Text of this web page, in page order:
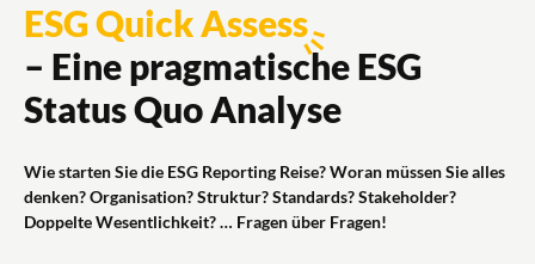
ESG Quick Assess
– Eine pragmatische ESG
Status Quo Analyse
Wie starten Sie die ESG Reporting Reise? Woran müssen Sie alles
denken? Organisation? Struktur? Standards? Stakeholder?
Doppelte Wesentlichkeit? … Fragen über Fragen!